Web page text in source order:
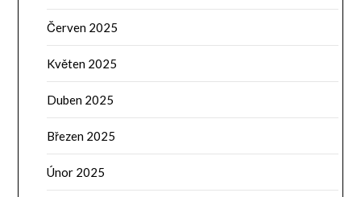
Červen 2025
Květen 2025
Duben 2025
Březen 2025
Únor 2025